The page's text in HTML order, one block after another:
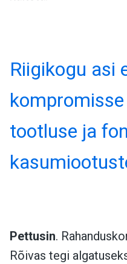
Riigikogu asi
tootluse ja
Pettusin.
Rõivas tegi